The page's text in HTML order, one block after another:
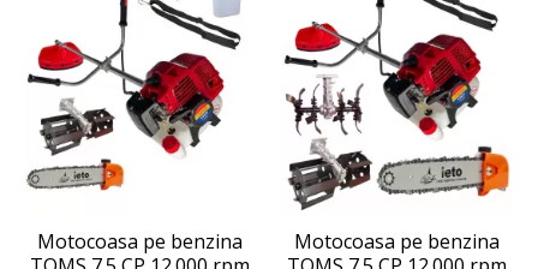
Motocoasa pe benzina
Motocoasa pe benzina